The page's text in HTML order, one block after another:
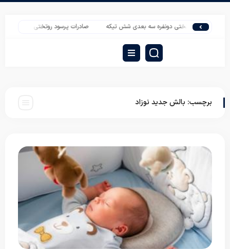
خرید روتختی دونفره سه بعدی شش تیکه صادرات پرسود روتختی عروسکی یک
برچسب: بالش جدید نوزاد